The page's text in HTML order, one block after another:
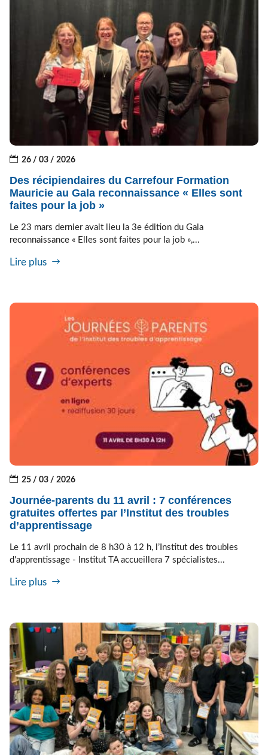
26 / 03 / 2026
Des récipiendaires du Carrefour Formation
Mauricie au Gala reconnaissance « Elles sont
faites pour la job »
Le 23 mars dernier avait lieu la 3e édition du Gala
reconnaissance « Elles sont faites pour la job »,...
Lire plus
25 / 03 / 2026
Journée-parents du 11 avril : 7 conférences
gratuites offertes par l’Institut des troubles
d’apprentissage
Le 11 avril prochain de 8 h30 à 12 h, l’Institut des troubles
d'apprentissage - Institut TA accueillera 7 spécialistes...
Lire plus